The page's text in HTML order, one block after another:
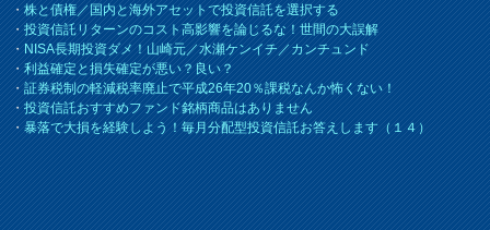
・株と債権／国内と海外アセットで投資信託を選択する
・投資信託リターンのコスト高影響を論じるな！世間の大誤解
・NISA長期投資ダメ！山崎元／水瀬ケンイチ／カンチュンド
・利益確定と損失確定が悪い？良い？
・証券税制の軽減税率廃止で平成26年20％課税なんか怖くない！
・投資信託おすすめファンド銘柄商品はありません
・暴落で大損を経験しよう！毎月分配型投資信託お答えします（１４）